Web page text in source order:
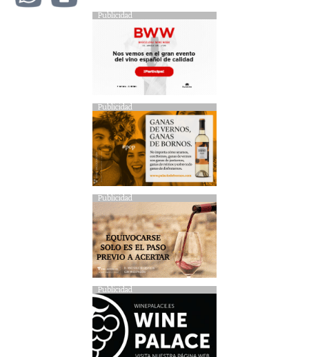
Publicidad
Publicidad
Publicidad
Publicidad